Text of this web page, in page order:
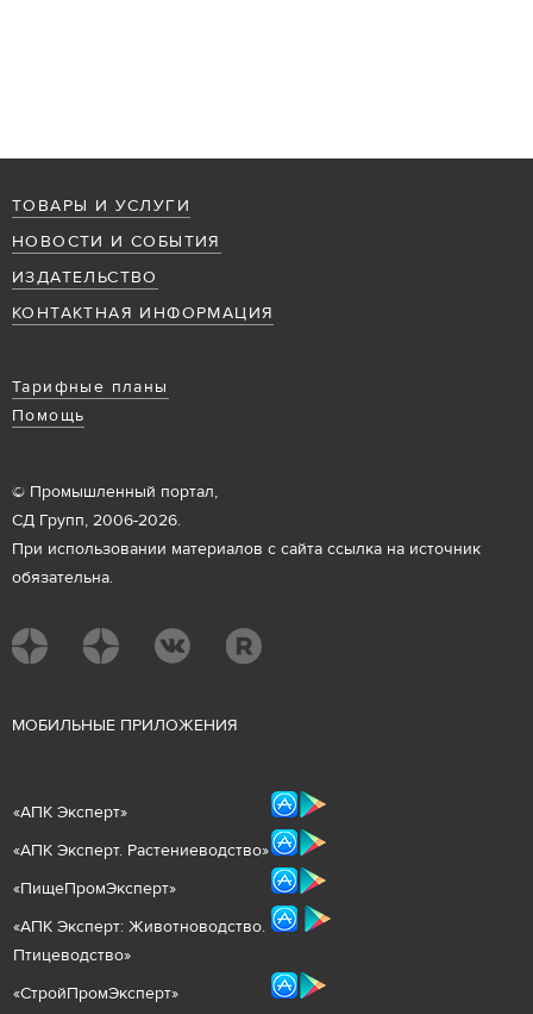
ТОВАРЫ И УСЛУГИ
НОВОСТИ И СОБЫТИЯ
ИЗДАТЕЛЬСТВО
КОНТАКТНАЯ ИНФОРМАЦИЯ
Тарифные планы
Помощь
© Промышленный портал,
СД Групп, 2006-2026.
При использовании материалов с сайта ссылка на источник
обязательна.
МОБИЛЬНЫЕ ПРИЛОЖЕНИЯ
«АПК Эксперт»
«АПК Эксперт. Растениеводство»
«ПищеПромЭксперт»
«АПК Эксперт: Животноводство.
Птицеводство»
«СтройПромЭксперт»